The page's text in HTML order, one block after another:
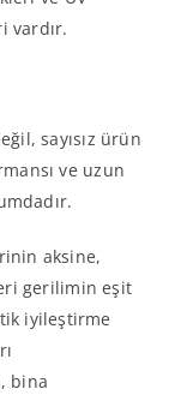
vardır.
sayısız ürün
ve uzun
aksine,
gerilimin eşit
iyileştirme
bina